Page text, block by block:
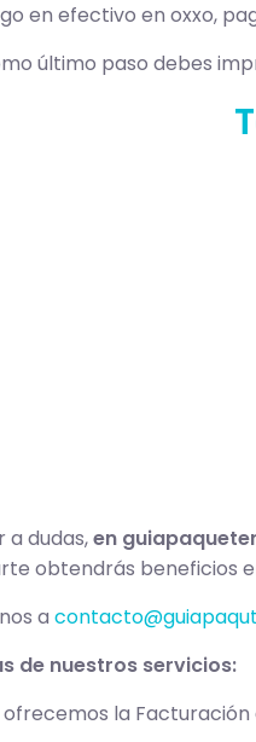
en efectivo en oxxo,
último paso debes
a dudas,en
obtendrás beneficios
a
de nuestros servicios:
ofrecemos la Facturación